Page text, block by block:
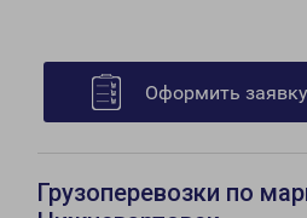
Оформить заявку
Грузоперевозки по